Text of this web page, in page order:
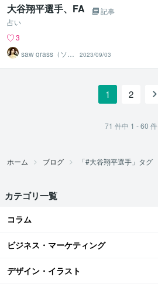
大谷翔平選手、FA
記事
占い
3
saw grass（ソー
グラス）
2023/09/03
1 2
71 件中 1 - 60 件
ホーム ブログ 「#大谷翔平選手」タグ
カテゴリ一覧
コラム
ビジネス・マーケティング
デザイン・イラスト